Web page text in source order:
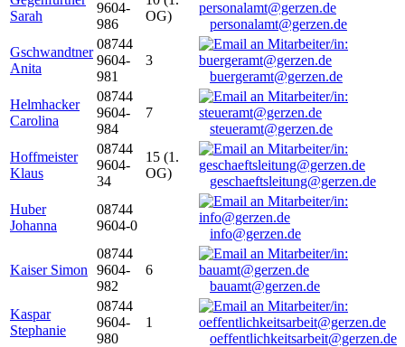
Sarah
9604-
986
OG)
personalamt@gerzen.de
Gschwandtner
Anita
08744
9604-
981
3
buergeramt@gerzen.de
Helmhacker
Carolina
08744
9604-
984
7
steueramt@gerzen.de
Hoffmeister
Klaus
08744
9604-
34
15 (1.
OG)
geschaeftsleitung@gerzen.de
Huber
Johanna
08744
9604-0
info@gerzen.de
Kaiser Simon
08744
9604-
982
6
bauamt@gerzen.de
Kaspar
Stephanie
08744
9604-
980
1
oeffentlichkeitsarbeit@gerzen.de